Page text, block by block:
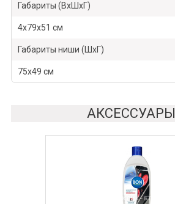
Габариты (ВхШхГ)
4х79х51 см
Габариты ниши (ШхГ)
75х49 см
АКСЕССУАРЫ